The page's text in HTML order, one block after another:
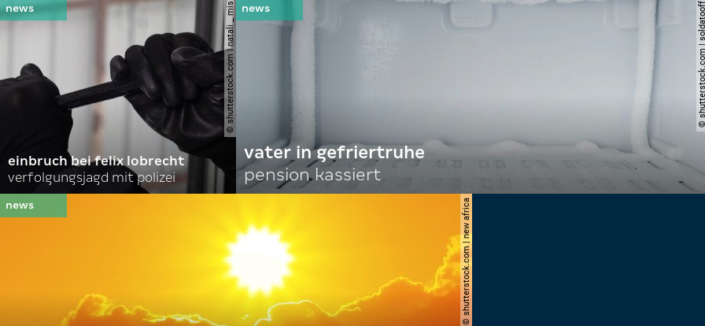
© shutterstock.com | natali _ mis
einbruch bei felix lobrecht
verfolgungsjagd mit polizei
© shutterstock.com | soldatooff
vater in gefriertruhe
pension kassiert
© shutterstock.com | new africa